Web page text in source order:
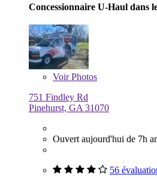
Concessionnaire U-Haul dans
VoirPhotos
751 Findley Rd
Pinehurst, GA 31070
Ouvert aujourd'hui de 7h
56